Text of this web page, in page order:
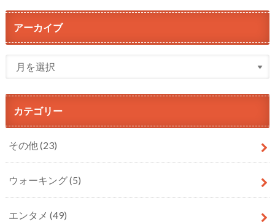
アーカイブ
カテゴリー
その他(23)
ウォーキング(5)
エンタメ (49)